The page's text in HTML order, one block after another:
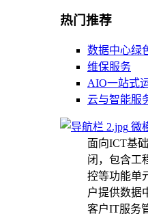
热门推荐
数据中心绿
维保服务
AIO一站式
云与智能服
微
面向ICT基
闭，包含工
控等功能单
户提供数据
客户IT服务